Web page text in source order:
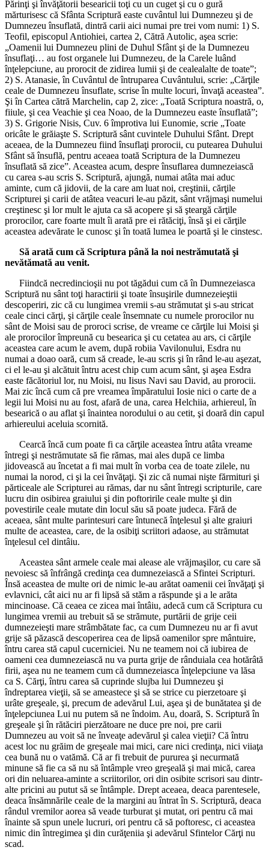
Părinţi şi învăţătorii besearicii toţi cu un cuget şi cu o gură
mărturisesc că Sfânta Scriptură easte cuvântul lui Dumnezeu şi de
Dumnezeu însuflată, dintră carii aici numai pre trei vom numi: 1) S.
Teofil, episcopul Antiohiei, cartea 2, Cătră Autolic, aşea scrie:
„Oamenii lui Dumnezeu plini de Duhul Sfânt şi de la Dumnezeu
însuflaţi… au fost organele lui Dumnezeu, de la Carele luând
înţelepciune, au prorocit de zidirea lumii şi de cealealalte de toate”;
2) S. Atanasie, în Cuvântul de întruparea Cuvântului, scrie: „Cărţile
ceale de Dumnezeu însuflate, scrise în multe locuri, învaţă aceastea”.
Şi în Cartea cătră Marchelin, cap 2, zice: „Toată Scriptura noastră, o,
fiiule, şi cea Veachie şi cea Noao, de la Dumnezeu easte însuflată”;
3) S. Grigorie Nisis, Cuv. 6 împrotiva lui Eunomie, scrie „Toate
oricâte le grăiaşte S. Scriptură sânt cuvintele Duhului Sfânt. Drept
aceaea, de la Dumnezeu fiind însuflaţi prorocii, cu putearea Duhului
Sfânt să însuflă, pentru aceaea toată Scriptura de la Dumnezeu
însuflată să zice”. Aceastea acum, despre însuflarea dumnezeiască
cu carea s-au scris S. Scriptură, ajungă, numai atâta mai aduc
aminte, cum că jidovii, de la care am luat noi, creştinii, cărţile
Scripturei şi carii de atâtea veacuri le-au păzit, sânt vrăjmaşi numelui
creştinesc şi lor mult le ajuta ca să acopere şi să şteargă cărţile
prorocilor, care foarte mult îi arată pre ei rătăciţi, însă şi ei cărţile
aceastea adevărate le cunosc şi în toată lumea le poartă şi le cinstesc.
Să arată cum că Scriptura până la noi nestrămutată şi
nevătămată au venit.
Fiindcă necredincioşii nu pot tăgădui cum că în Dumnezeiasca
Scriptură nu sânt toţi haractirii şi toate însuşirile dumnezeieştii
descoperiri, zic că cu lungimea vremii s-au strămutat şi s-au stricat
ceale cinci cărţi, şi cărţile ceale însemnate cu numele prorocilor nu
sânt de Moisi sau de proroci scrise, de vreame ce cărţile lui Moisi şi
ale prorocilor împreună cu besearica şi cu cetatea au ars, ci cărţile
aceastea care acum le avem, după robiia Vavilonului, Esdra nu
numai a doao oară, cum să creade, le-au scris şi în rând le-au aşezat,
ci el le-au şi alcătuit întru acest chip cum acum sânt, şi aşea Esdra
easte făcătoriul lor, nu Moisi, nu Iisus Navi sau David, au prorocii.
Mai zic încă cum că pre vreamea împăratului Iosie nici o carte de a
legii lui Moisi nu au fost, afară de una, carea Helchiia, arhiereul, în
besearică o au aflat şi înaintea norodului o au cetit, şi doară din capul
arhiereului aceluia scornită.
Cearcă încă cum poate fi ca cărţile aceastea întru atâta vreame
întregi şi nestrămutate să fie rămas, mai ales după ce limba
jidovească au încetat a fi mai mult în vorba cea de toate zilele, nu
numai la norod, ci şi la cei învăţaţi. Şi zic că numai nişte fărmituri şi
părticeale ale Scripturei au rămas, dar nu sânt întregi scripturile, care
lucru din osibirea graiului şi din poftoririle ceale multe şi din
povestirile ceale mutate din locul său să poate judeca. Fără de
aceaea, sânt multe parintesuri care întunecă înţelesul şi alte graiuri
multe de aceastea, care, de la osibiţi scriitori adaose, au strămutat
înţelesul cel dintâiu.
Aceastea sânt armele ceale mai alease ale vrăjmaşilor, cu care să
nevoiesc să înfrângă credinţa cea dumnezeiască a Sfintei Scripturi.
Însă aceastea de multe ori de nimic le-au arătat oamenii cei învăţaţi şi
evlavnici, cât aici nu ar fi lipsă să stăm a răspunde şi a le arăta
mincinoase. Că ceaea ce zicea mai întâiu, adecă cum că Scriptura cu
lungimea vremii au trebuit să se strămute, purtării de grije ceii
dumnezeieşti mare strâmbătate fac, ca cum Dumnezeu nu ar fi avut
grije să păzască descoperirea cea de lipsă oamenilor spre mântuire,
întru carea stă capul cucerniciei. Nu ne teamem noi că iubirea de
oameni cea dumnezeiască nu va purta grije de rânduiala cea hotărâtă
firii, aşea nu ne teamem cum că dumnezeiasca înţelepciune va lăsa
ca S. Cărţi, întru carea să cuprinde slujba lui Dumnezeu şi
îndreptarea vieţii, să se ameastece şi să se strice cu pierzetoare şi
urâte greşeale, şi, precum de adevărul Lui, aşea şi de bunătatea şi de
înţelepciunea Lui nu putem să ne îndoim. Au, doară, S. Scriptură în
greşeale şi în rătăciri pierzătoare ne duce pre noi, pre carii
Dumnezeu au voit să ne înveaţe adevărul şi calea vieţii? Că întru
acest loc nu grăim de greşeale mai mici, care nici credinţa, nici viiaţa
cea bună nu o vatămă. Că ar fi trebuit de pururea şi necurmată
minune să fie ca să nu să întâmple vreo greşeală şi mai mică, carea
ori din neluarea-aminte a scriitorilor, ori din osibite scrisori sau dintr-
alte pricini au putut să se întâmple. Drept aceaea, deaca parentesele,
deaca însămnările ceale de la margini au întrat în S. Scriptură, deaca
rândul vremilor aorea să veade turburat şi mutat, ori pentru că mai
înainte să spun unele lucruri, ori pentru că să poftoresc, ci aceastea
nimic din întregimea şi din curăţeniia şi adevărul Sfintelor Cărţi nu
scad.